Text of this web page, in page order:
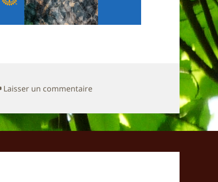
Laisser un commentairesur Exposition Ancenis Rotary